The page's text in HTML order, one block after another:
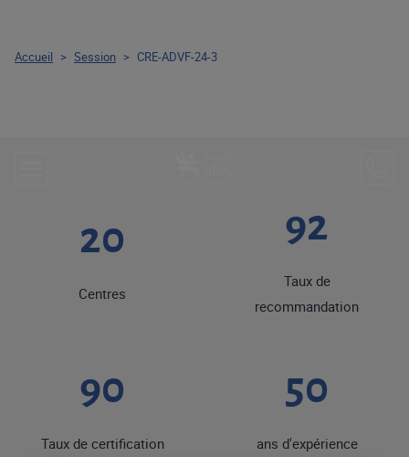
20
Centres
92
Taux de
recommandation
90
Taux de certification
50
ans d'expérience
Accueil > Session > CRE-ADVF-24-3